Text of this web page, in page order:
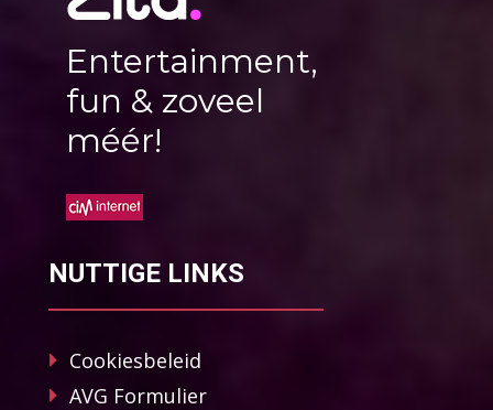
Entertainment,
fun & zoveel
méér!
NUTTIGE LINKS
Cookiesbeleid
AVG Formulier